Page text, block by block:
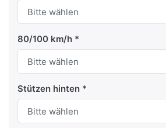
80/100 km/h
Stützen hinten